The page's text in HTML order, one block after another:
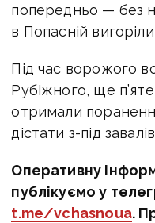
попередньо — без
в Попасній
Під час ворожого
Рубіжного, ще
отримали
дістати з-під
Оперативну
публікуємо у
t.me/vchasnoua.